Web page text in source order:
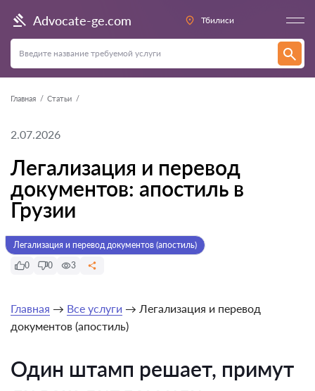
Advocate-ge.com Тбилиси
Главная Статьи
2.07.2026
Легализация и перевод
документов: апостиль в
Грузии
Легализация и перевод документов (апостиль)
0
0 3
Главная → Все услуги → Легализация и перевод
документов (апостиль)
Один штамп решает, примут